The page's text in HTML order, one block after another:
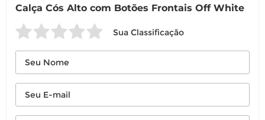
É importante revisar aspolíticas de
devolução
Calça Cós Alto com Botões Frontais Off White
Sua Classificação